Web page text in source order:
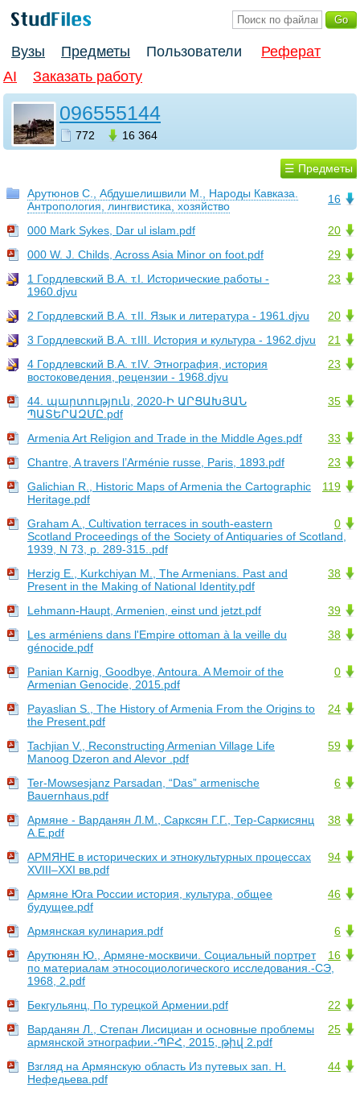
Вузы Предметы Пользователи
Реферат
AI
Заказать работу
096555144
772 16 364
☰ Предметы
16
Арутюнов С., Абдушелишвили М., Народы Кавказа.
Антропология, лингвистика, хозяйство
20
000 Mark Sykes, Dar ul islam.pdf
29
000 W. J. Childs, Across Asia Minor on foot.pdf
23
1 Гордлевский В.А. т.I. Исторические работы -
1960.djvu
20
2 Гордлевский В.А. т.II. Язык и литература - 1961.djvu
21
3 Гордлевский В.А. т.III. История и культура - 1962.djvu
23
4 Гордлевский В.А. т.IV. Этнография, история
востоковедения, рецензии - 1968.djvu
35
44. պարտություն, 2020-Ի ԱՐՑԱԽՅԱՆ
ՊԱՏԵՐԱԶՄԸ.pdf
33
Armenia Art Religion and Trade in the Middle Ages.pdf
23
Chantre, A travers l’Arménie russe, Paris, 1893.pdf
119
Galichian R., Historic Maps of Armenia the Cartographic
Heritage.pdf
0
Graham A., Cultivation terraces in south-eastern
Scotland Proceedings of the Society of Antiquaries of Scotland,
1939, N 73, p. 289-315..pdf
38
Herzig E., Kurkchiyan M., The Armenians. Past and
Present in the Making of National Identity.pdf
39
Lehmann-Haupt, Armenien, einst und jetzt.pdf
38
Les arméniens dans l'Empire ottoman à la veille du
génocide.pdf
0
Panian Karnig, Goodbye, Antoura. A Memoir of the
Armenian Genocide, 2015.pdf
24
Payaslian S., The History of Armenia From the Origins to
the Present.pdf
59
Tachjian V., Reconstructing Armenian Village Life
Manoog Dzeron and Alevor .pdf
6
Ter-Mowsesjanz Parsadan, “Das” armenische
Bauernhaus.pdf
38
Армяне - Варданян Л.М., Сарксян Г.Г., Тер-Саркисянц
А.Е.pdf
94
АРМЯНЕ в исторических и этнокультурных процессах
XVIII–XXI вв.pdf
46
Армяне Юга России история, культура, общее
будущее.pdf
6
Армянская кулинария.pdf
16
Арутюнян Ю., Армяне-москвичи. Социальный портрет
по материалам этносоциологического исследования.-СЭ,
1968, 2.pdf
22
Бекгульянц, По турецкой Армении.pdf
25
Варданян Л., Степан Лисициан и основные проблемы
армянской этнографии.-ՊԲՀ, 2015, թիվ 2.pdf
44
Взгляд на Армянскую область Из путевых зап. Н.
Нефедьева.pdf